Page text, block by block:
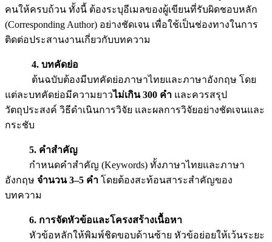
คนให้ครบถ้วน ทั้งนี้ ต้องระบุอีเมลของผู้เขียนที่รับผิดชอบหลัก
(Corresponding Author) อย่างชัดเจน เพื่อใช้เป็นช่องทางในการ
ติดต่อประสานงานเกี่ยวกับบทความ
4. บทคัดย่อ
ต้นฉบับต้องมีบทคัดย่อภาษาไทยและภาษาอังกฤษ โดย
แต่ละบทคัดย่อมีความยาวไม่เกิน 300 คำ และควรสรุป
วัตถุประสงค์ วิธีดำเนินการวิจัย และผลการวิจัยอย่างชัดเจนและ
กระชับ
5. คำสำคัญ
กำหนดคำสำคัญ (Keywords) ทั้งภาษาไทยและภาษา
อังกฤษ จำนวน 3–5 คำ โดยต้องสะท้อนสาระสำคัญของ
บทความ
6. การจัดหัวข้อและโครงสร้างเนื้อหา
หัวข้อหลักให้พิมพ์ชิดขอบด้านซ้าย หัวข้อย่อยให้เว้นระยะ